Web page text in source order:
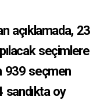
açıklamada, 23
seçimlere
939 seçmen
sandıkta oy